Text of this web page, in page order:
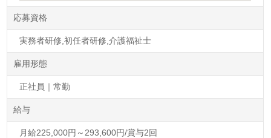
応募資格
実務者研修,初任者研修,介護福祉士
雇用形態
正社員｜常勤
給与
月給225,000円～293,600円/賞与2回